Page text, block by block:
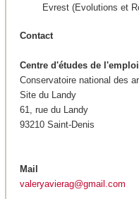
Evrest (Evolutions et
Contact
Centre d'études de
Conservatoire national des
Site du Landy
61, rue du Landy
93210 Saint-Denis
Mail
valeryavierag@gmail.com